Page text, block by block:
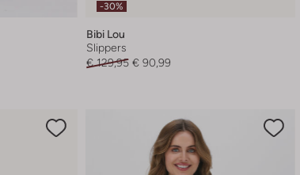
-30%
Bibi Lou
Slippers
€ 129,95 € 90,99